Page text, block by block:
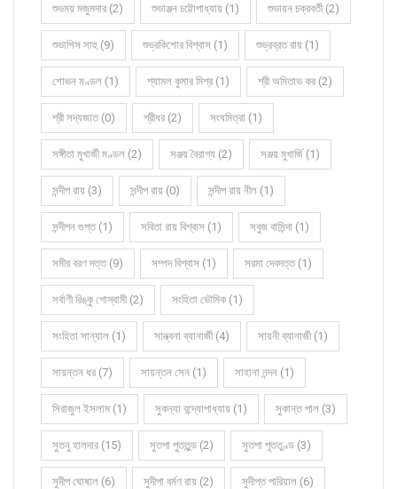
শুভময় মজুমদার (2) শুভাঞ্জন চট্টোপাধ্যায় (1) শুভায়ন চক্রবর্তী (2)
শুভাশিস সাহু (9) শুভ্রকিশোর বিশ্বাস (1) শুভ্রব্রত রায় (1)
শোভন মণ্ডল (1) শ্যামল কুমার মিশ্র (1) শ্রী অমিতাভ কর (2)
শ্রী সদ্যজাত (0) শ্রীধর (2) সংঘমিত্রা (1)
সঙ্গীতা মুখার্জী মণ্ডল (2) সঞ্জয় বৈরাগ্য (2) সঞ্জয় মুখার্জি (1)
সন্দীপ রায় (3) সন্দীপ রায় (0) সন্দীপ রায় নীল (1)
সন্দীপন গুপ্ত (1) সবিতা রায় বিশ্বাস (1) সবুজ বাসিন্দা (1)
সমীর বরণ দত্ত (9) সম্পদ বিশ্বাস (1) সরমা দেবদত্ত (1)
সর্বাণী রিঙ্কু গোস্বামী (2) সংহিতা ভৌমিক (1)
সংহিতা সান্যাল (1) সান্ত্বনা ব্যানার্জী (4) সায়নী ব্যানার্জী (1)
সায়ন্তন ধর (7) সায়ন্তন সেন (1) সাহানা নন্দন (1)
সিরাজুল ইসলাম (1) সুকন্যা বন্দ্যোপাধ্যায় (1) সুকান্ত পাল (3)
সুতনু হালদার (15) সুতপা পুততুন্ড (2) সুতপা পূততুণ্ড (3)
সুদীপ ঘোষাল (6) সুদীপা বর্মণ রায় (2) সুদীপ্ত পারিয়াল (6)